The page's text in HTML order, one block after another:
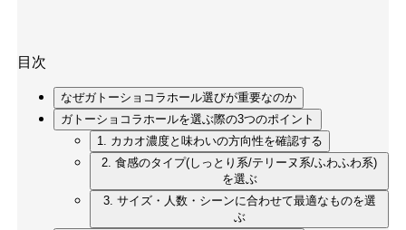
目次
なぜガトーショコラホール選びが重要なのか
ガトーショコラホールを選ぶ際の3つのポイント
1. カカオ濃度と味わいの方向性を確認する
2. 食感のタイプ(しっとり系/テリーヌ系/ふわふわ系)
を選ぶ
3. サイズ・人数・シーンに合わせて最適なものを選
ぶ